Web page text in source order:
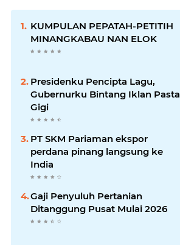
KUMPULAN PEPATAH-PETITIH
MINANGKABAU NAN ELOK
Presidenku Pencipta Lagu,
Gubernurku Bintang Iklan Pasta
Gigi
PT SKM Pariaman ekspor
perdana pinang langsung ke
India
Gaji Penyuluh Pertanian
Ditanggung Pusat Mulai 2026